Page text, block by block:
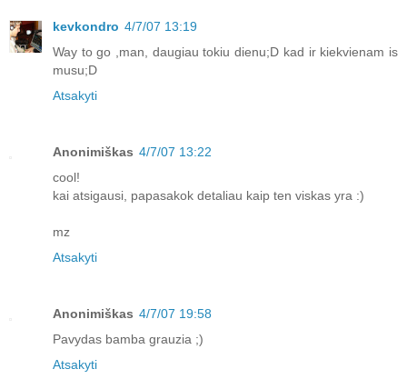
kevkondro 4/7/07 13:19
Way to go ,man, daugiau tokiu dienu;D kad ir kiekvienam is
musu;D
Atsakyti
Anonimiškas 4/7/07 13:22
cool!
kai atsigausi, papasakok detaliau kaip ten viskas yra :)
mz
Atsakyti
Anonimiškas 4/7/07 19:58
Pavydas bamba grauzia ;)
Atsakyti